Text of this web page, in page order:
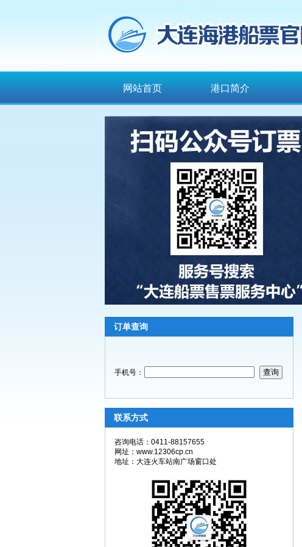
网站首页 港口简介
订单查询
手机号：
联系方式
咨询电话：0411-88157655
网址：www.12306cp.cn
地址：大连火车站南广场窗口处